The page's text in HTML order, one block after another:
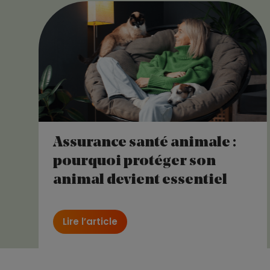
Assurance santé animale :
pourquoi protéger son
animal devient essentiel
Lire l’article